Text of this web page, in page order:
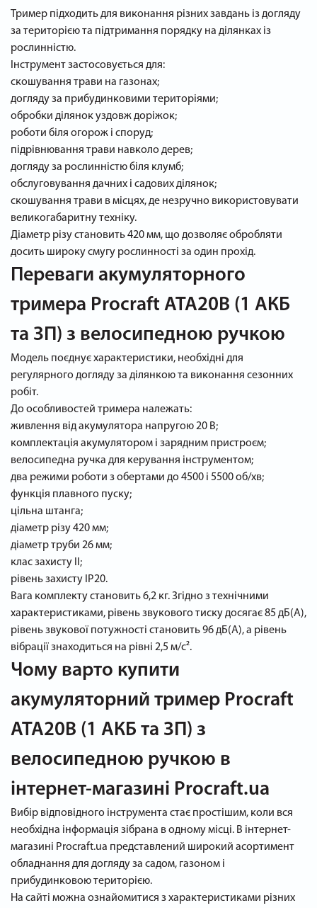
Тример підходить для виконання різних завдань із догляду
за територією та підтримання порядку на ділянках із
рослинністю.
Інструмент застосовується для:
скошування трави на газонах;
догляду за прибудинковими територіями;
обробки ділянок уздовж доріжок;
роботи біля огорож і споруд;
підрівнювання трави навколо дерев;
догляду за рослинністю біля клумб;
обслуговування дачних і садових ділянок;
скошування трави в місцях, де незручно використовувати
великогабаритну техніку.
Діаметр різу становить 420 мм, що дозволяє обробляти
досить широку смугу рослинності за один прохід.
Переваги акумуляторного
тримера Procraft ATA20B (1 АКБ
та ЗП) з велосипедною ручкою
Модель поєднує характеристики, необхідні для
регулярного догляду за ділянкою та виконання сезонних
робіт.
До особливостей тримера належать:
живлення від акумулятора напругою 20 В;
комплектація акумулятором і зарядним пристроєм;
велосипедна ручка для керування інструментом;
два режими роботи з обертами до 4500 і 5500 об/хв;
функція плавного пуску;
цільна штанга;
діаметр різу 420 мм;
діаметр труби 26 мм;
клас захисту II;
рівень захисту IP20.
Вага комплекту становить 6,2 кг. Згідно з технічними
характеристиками, рівень звукового тиску досягає 85 дБ(А),
рівень звукової потужності становить 96 дБ(А), а рівень
вібрації знаходиться на рівні 2,5 м/с².
Чому варто купити
акумуляторний тример Procraft
ATA20B (1 АКБ та ЗП) з
велосипедною ручкою в
інтернет-магазині Procraft.ua
Вибір відповідного інструмента стає простішим, коли вся
необхідна інформація зібрана в одному місці. В інтернет-
магазині Procraft.ua представлений широкий асортимент
обладнання для догляду за садом, газоном і
прибудинковою територією.
На сайті можна ознайомитися з характеристиками різних